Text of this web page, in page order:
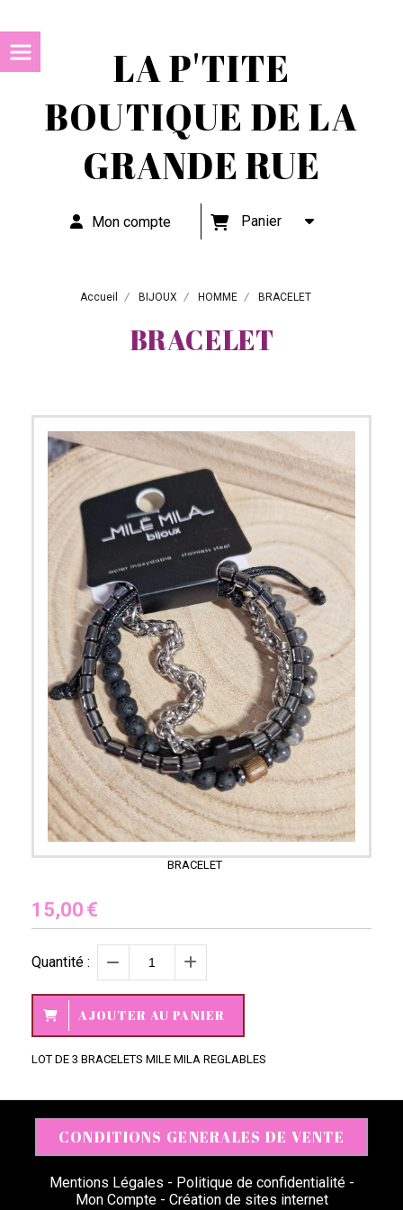
LA P'TITE
BOUTIQUE DE LA
GRANDE RUE
Mon compte Panier
Accueil BIJOUX HOMME BRACELET
BRACELET
BRACELET
15,00 €
Quantité :
AJOUTER AU PANIER
LOT DE 3 BRACELETS MILE MILA REGLABLES
CONDITIONS GENERALES DE VENTE
Mentions Légales
Politique de confidentialité
Mon Compte
Création de sites internet